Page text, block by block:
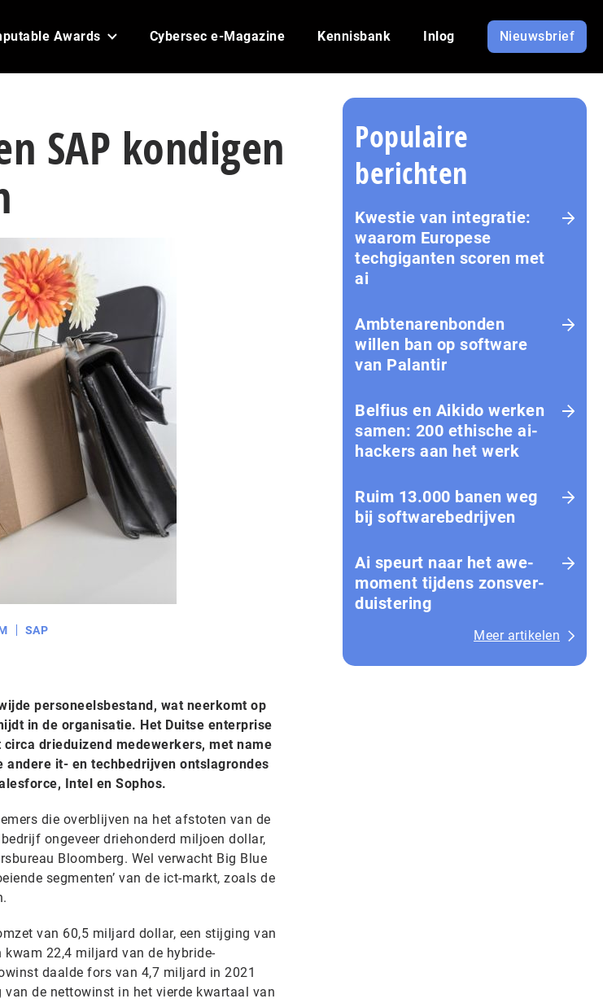
Awards Cybersec e-Magazine Kennisbank Inlog Nieuwsbrief
SAP kondigen
SAP
personeelsbestand, wat neerkomt op
in de organisatie. Het Duitse enterprise
drieduizend medewerkers, met name
andere it- en techbedrijven ontslagrondes
Intel en Sophos.
die overblijven na het afstoten van de
ongeveer driehonderd miljoen dollar,
Bloomberg. Wel verwacht Big Blue
segmenten’ van de ict-markt, zoals de
van 60,5 miljard dollar, een stijging van
kwam 22,4 miljard van de hybride-
daalde fors van 4,7 miljard in 2021
de nettowinst in het vierde kwartaal van
Populaire
berichten
Kwestie van integratie:
waarom Europese
techgiganten scoren met
ai
Amb­te­na­ren­bon­den
willen ban op software
van Palantir
Belfius en Aikido werken
samen: 200 ethische ai-
hackers aan het werk
Ruim 13.000 banen weg
bij softwarebedrijven
Ai speurt naar het awe-
moment tijdens zons­ver­
duis­te­ring
Meer artikelen